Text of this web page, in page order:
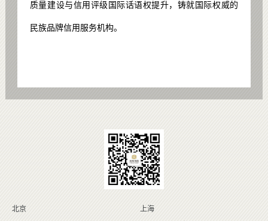
质量建设与信用评级国际话语权提升，铸就国际权威的
民族品牌信用服务机构。
北京 上海